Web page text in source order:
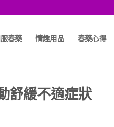
春藥 情趣用品 春藥心得
舒緩不適症狀